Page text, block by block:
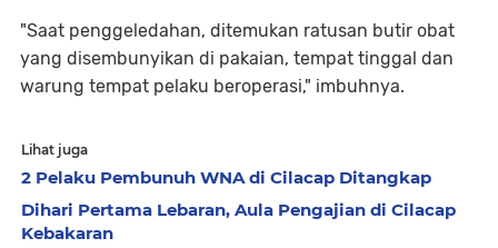
"Saat penggeledahan, ditemukan ratusan butir obat
yang disembunyikan di pakaian, tempat tinggal dan
warung tempat pelaku beroperasi," imbuhnya.
Lihat juga
2 Pelaku Pembunuh WNA di Cilacap Ditangkap
Dihari Pertama Lebaran, Aula Pengajian di Cilacap
Kebakaran